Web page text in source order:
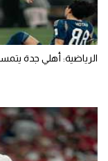
الرياضية: أهلي جدة